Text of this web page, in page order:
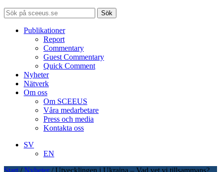
Sök
Publikationer
Report
Commentary
Guest Commentary
Quick Comment
Nyheter
Nätverk
Om oss
Om SCEEUS
Våra medarbetare
Press och media
Kontakta oss
SV
EN
Start / Nyheter / Utvecklingen i Ukraina – Vad vet vi tillsammans?